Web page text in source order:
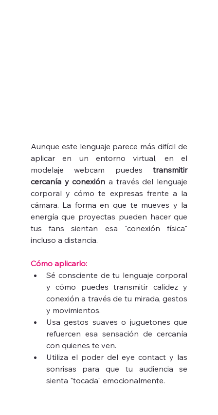
Aunque este lenguaje parece más difícil de
aplicar en un entorno virtual, en el
modelaje webcam puedes transmitir
cercanía y conexión a través del lenguaje
corporal y cómo te expresas frente a la
cámara. La forma en que te mueves y la
energía que proyectas pueden hacer que
tus fans sientan esa "conexión física"
incluso a distancia.
Cómo aplicarlo:
Sé consciente de tu lenguaje corporal
y cómo puedes transmitir calidez y
conexión a través de tu mirada, gestos
y movimientos.
Usa gestos suaves o juguetones que
refuercen esa sensación de cercanía
con quienes te ven.
Utiliza el poder del eye contact y las
sonrisas para que tu audiencia se
sienta "tocada" emocionalmente.